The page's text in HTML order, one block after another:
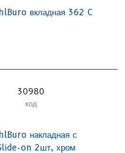
вкладная 362 C
30980
код
накладная с
on 2шт, хром